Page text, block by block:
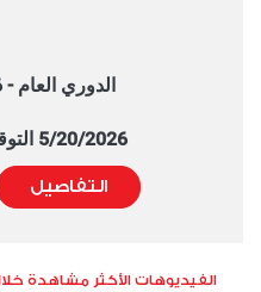
الدوري العام - 2025/2026
5/20/2026 التوقيت 8:00 PM
التفاصيل
الفيديوهات الأكثر مشاهدة